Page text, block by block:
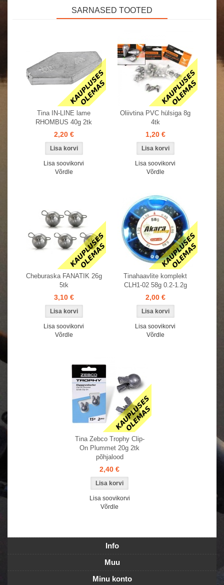
SARNASED TOOTED
Tina IN-LINE lame
RHOMBUS 40g 2tk
2,20 €
Lisa soovikorvi
Võrdle
Oliivtina PVC hülsiga 8g
4tk
1,20 €
Lisa soovikorvi
Võrdle
Cheburaska FANATIK 26g
5tk
3,10 €
Lisa soovikorvi
Võrdle
Tinahaavlite komplekt
CLH1-02 58g 0.2-1.2g
2,00 €
Lisa soovikorvi
Võrdle
Tina Zebco Trophy Clip-
On Plummet 20g 2tk
põhjalood
2,40 €
Lisa soovikorvi
Võrdle
Info
Muu
Minu konto